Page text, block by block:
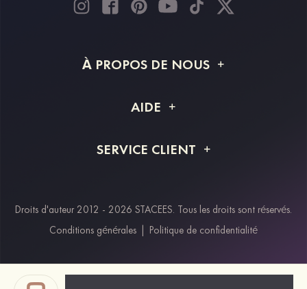
À PROPOS DE NOUS
Livraison
AIDE
Retour et remboursement
SERVICE CLIENT
Modes de paiement
Klarna
Paypal
Droits d'auteur 2012 - 2026 STACEES. Tous les droits sont réservés.
Conditions générales
Politique de confidentialité